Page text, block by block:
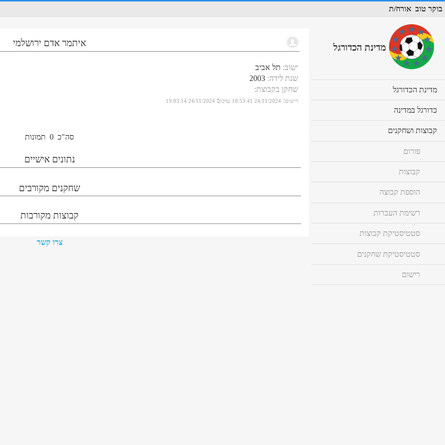
בוקר טוב אורח/ת
איתמר אדם ירושלמי
ישוב: תל אביב
שנת לידה:
2003
שחקן בקבוצת:
רישום:
24/11/2024 18:53:41 עדכון:
24/11/2024 19:03:14
סה"כ 0 תמונות
נתונים אישיים
שחקנים מקורבים
קבוצות מקורבות
צרו קשר
מדינת הכדורגל
מדינת הכדורגל
to
כדורגל במדינה
to
קבוצות ושחקנים
to
פורום
קבוצות
הוספת קבוצה
רשימת העברות
סטטיסטיקת קבוצות
סטטיסטיקת שחקנים
רישום